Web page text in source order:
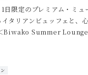
1日限定のプレミアム・ミュ
タリアンビュッフェと、
Biwako Summer